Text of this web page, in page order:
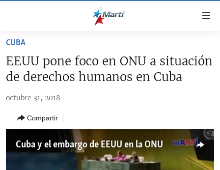
accesibilidad
contenido
principal
CUBA
#11JCUBA, 5 AÑOS DESPUÉS
INFORME DEL DEPARTAMENTO DE ESTADO DE EEUU
SOBRE CUBA
AMÉRICA 250
AMÉRICA LATINA
INMIGRACIÓN
MUNDO
CUBA
EEUU pone foco en ONU a situación
de derechos humanos en Cuba
octubre 31, 2018
Compartir
Cuba y el embargo de EEUU en la ONU